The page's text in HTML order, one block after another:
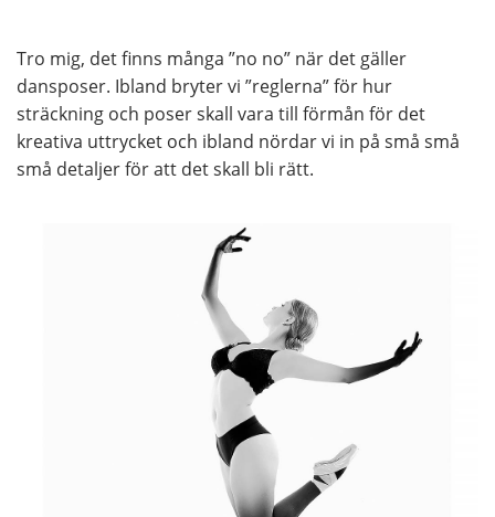
Tro mig, det finns många ”no no” när det gäller
dansposer. Ibland bryter vi ”reglerna” för hur
sträckning och poser skall vara till förmån för det
kreativa uttrycket och ibland nördar vi in på små små
små detaljer för att det skall bli rätt.